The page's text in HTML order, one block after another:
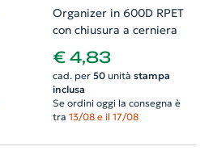
Organizer in 600D RPET
con chiusura a cerniera
€ 4,83
cad. per 50unità stampa
inclusa
Se ordini oggi la consegna è
tra 13/08 e il 17/08